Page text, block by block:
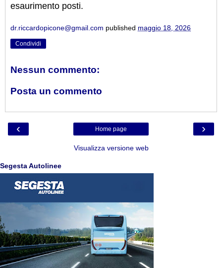
esaurimento posti.
dr.riccardopicone@gmail.com published maggio 18, 2026
Condividi
Nessun commento:
Posta un commento
‹ ›
Home page
Visualizza versione web
Segesta Autolinee